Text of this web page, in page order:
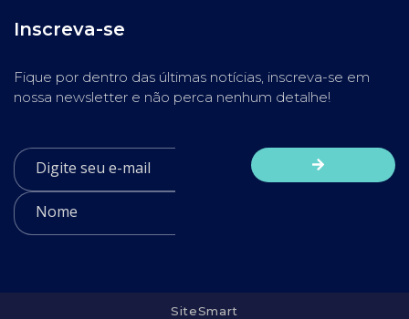
Inscreva-se
Fique por dentro das últimas notícias, inscreva-se em
nossa newsletter e não perca nenhum detalhe!
SiteSmart